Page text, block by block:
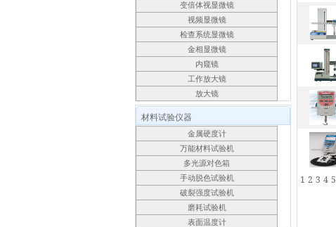
变倍体视显微镜
视频显微镜
检查系统显微镜
金相显微镜
内窥镜
工作放大镜
放大镜
材料试验仪器
金属硬度计
万能材料试验机
多光源对色箱
手动脱色试验机
破裂强度试验机
磨耗试验机
表面温度计
1 2 3 4 5